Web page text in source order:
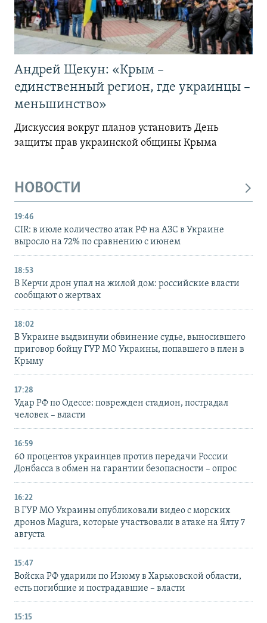
Андрей Щекун: «Крым –
единственный регион, где украинцы –
меньшинство»
Дискуссия вокруг планов установить День
защиты прав украинской общины Крыма
НОВОСТИ
19:46
CIR: в июле количество атак РФ на АЗС в Украине
выросло на 72% по сравнению с июнем
18:53
В Керчи дрон упал на жилой дом: российские власти
сообщают о жертвах
18:02
В Украине выдвинули обвинение судье, выносившего
приговор бойцу ГУР МО Украины, попавшего в плен в
Крыму
17:28
Удар РФ по Одессе: поврежден стадион, пострадал
человек – власти
16:59
60 процентов украинцев против передачи России
Донбасса в обмен на гарантии безопасности – опрос
16:22
В ГУР МО Украины опубликовали видео с морских
дронов Magura, которые участвовали в атаке на Ялту 7
августа
15:47
Войска РФ ударили по Изюму в Харьковской области,
есть погибшие и пострадавшие – власти
15:15